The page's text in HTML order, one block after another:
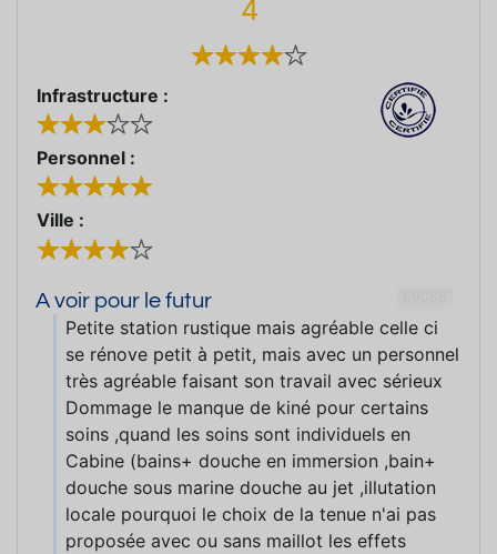
4
Infrastructure :
Personnel :
Ville :
A voir pour le futur
Petite station rustique mais agréable celle ci
se rénove petit à petit, mais avec un personnel
très agréable faisant son travail avec sérieux
Dommage le manque de kiné pour certains
soins ,quand les soins sont individuels en
Cabine (bains+ douche en immersion ,bain+
douche sous marine douche au jet ,illutation
locale pourquoi le choix de la tenue n'ai pas
proposée avec ou sans maillot les effets